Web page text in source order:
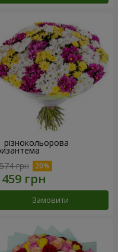
різнокольорова
грн
Замовити